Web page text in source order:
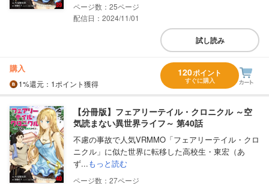
25
配信日：2024/11/01
試し読み
購入
1%還元 ：1ポイント獲得
120ポイント
すぐに購入
【分冊版】フェアリーテイル・クロニクル ～空
気読まない異世界ライフ～ 第40話
不慮の事故で人気VRMMO「フェアリーテイル・クロ
ニクル」に似た世界に転移した高校生・東宏（あ
ず...もっと読む
27